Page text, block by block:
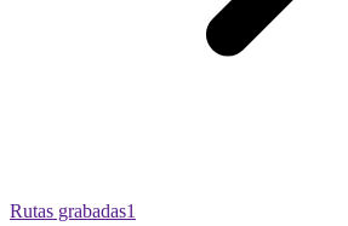
Rutas grabadas1